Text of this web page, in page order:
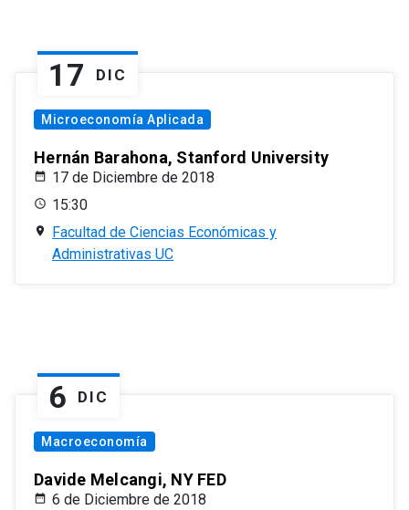
17 DIC
Microeconomía Aplicada
Hernán Barahona, Stanford University
17 de Diciembre de 2018
15:30
Facultad de Ciencias Económicas y
Administrativas UC
6 DIC
Macroeconomía
Davide Melcangi, NY FED
6 de Diciembre de 2018